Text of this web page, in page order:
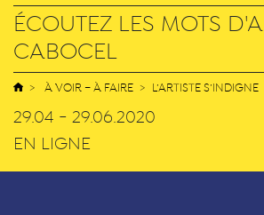
ÉCOUTEZ LES MOTS
CABOCEL
À VOIR – À FAIRE L’ARTISTE S’INDIGNE
29.04 - 29.06.2020
EN LIGNE